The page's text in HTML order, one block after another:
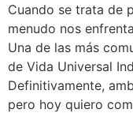
Cuando se trata de
menudo nos
Una de las más
de Vida Universal
Definitivamente,
pero hoy quiero